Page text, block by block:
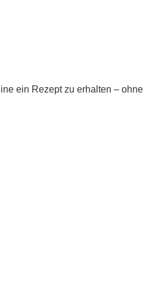
ein Rezept zu erhalten – ohne